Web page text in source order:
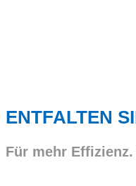
ENTFALTEN
Für mehr